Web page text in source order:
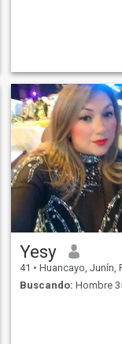
Yesy
41 • Huancayo, Junín,
Buscando: Hombre